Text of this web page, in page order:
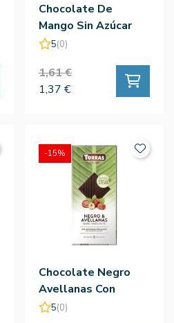
Chocolate De
Mango Sin Azúcar
75g - Torras
5(0)
1,61 €
1,37 €
Chocolate Negro
Avellanas Con
Stevia 125g - Torras
5(0)
-15%